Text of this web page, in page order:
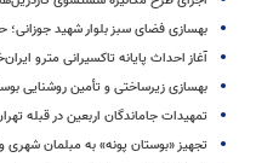
بهسازی فضای سبز بلوار شهید
آغاز احداث پایانه تاکسیرانی مترو
بهسازی زیرساختی و تأمین روشنایی
تمهیدات جاماندگان اربعین در قبله تهران
تجهیز «بوستان پونه» به مبلمان